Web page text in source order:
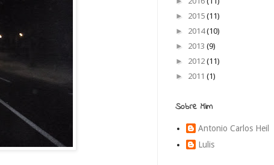
► 2015 (11)
► 2014(10)
► 2013 (9)
► 2012 (11)
► 2011 (1)
Sobre Mim
Antonio Carlos Heil
Lulis